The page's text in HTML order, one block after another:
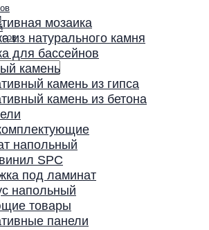
мозаика
из натурального камня
для бассейнов
камень
камень из гипса
камень из бетона
напольный
SPC
под ламинат
напольный
товары
панели